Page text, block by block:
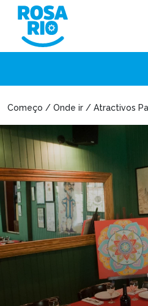
Começo / Onde ir / Atractivos